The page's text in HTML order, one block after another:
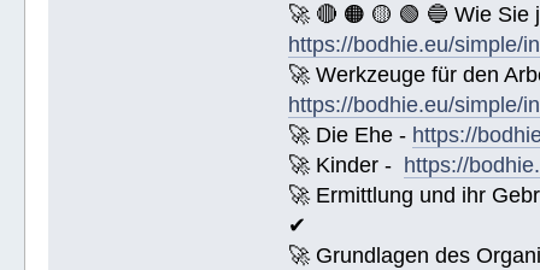
🚀 🔴 🟠 🟡 🟢 🔵 Wie Sie
https://bodhie.eu/simple/
🚀 Werkzeuge für den
https://bodhie.eu/simple/
🚀 Die Ehe - https://
🚀 Kinder - https://
🚀 Ermittlung und ihr
✔
🚀 Grundlagen des